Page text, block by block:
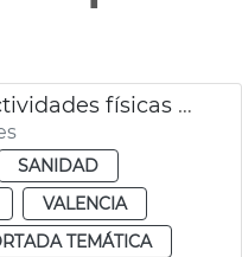
València promueve actividades físicas al aire libre para adultos
SANIDAD
VALENCIA
TEMÁTICA